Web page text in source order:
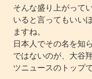
そんな盛り上がって
いると言ってもいい
ますね。
日本人でその名を知
ではないのが、大谷
ツニュースのトップ